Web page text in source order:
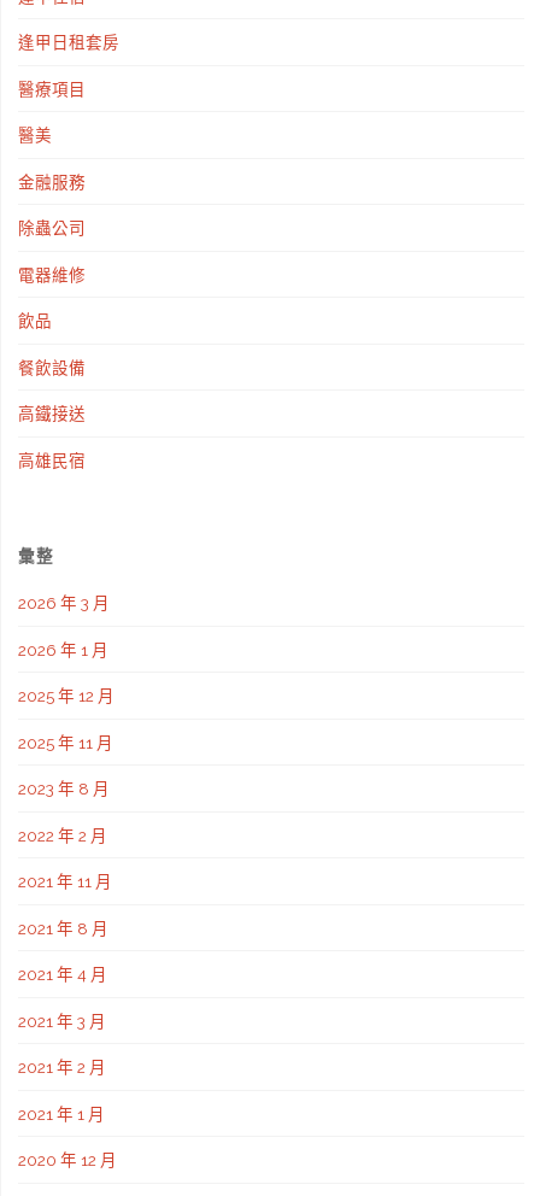
逢甲日租套房
醫療項目
醫美
金融服務
除蟲公司
電器維修
飲品
餐飲設備
高鐵接送
高雄民宿
彙整
2026 年 3 月
2026 年 1 月
2025 年 12 月
2025 年 11 月
2023 年 8 月
2022 年 2 月
2021 年 11 月
2021 年 8 月
2021 年 4 月
2021 年 3 月
2021 年 2 月
2021 年 1 月
2020 年 12 月